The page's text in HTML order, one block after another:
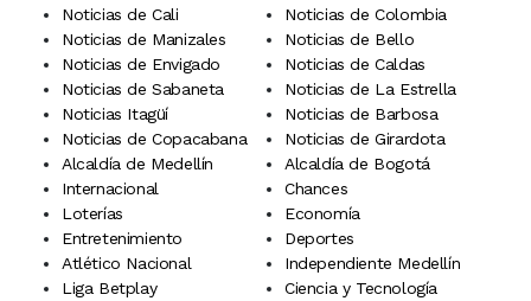
Noticias de Cali
Noticias de Colombia
Noticias de Manizales
Noticias de Bello
Noticias de Envigado
Noticias de Caldas
Noticias de Sabaneta
Noticias de La Estrella
Noticias Itagüí
Noticias de Barbosa
Noticias de Copacabana
Noticias de Girardota
Alcaldía de Medellín
Alcaldía de Bogotá
Internacional
Chances
Loterías
Economía
Entretenimiento
Deportes
Atlético Nacional
Independiente Medellín
Liga Betplay
Ciencia y Tecnología